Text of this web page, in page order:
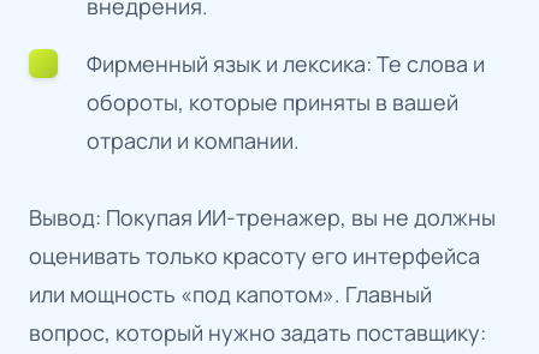
Фирменный язык и лексика: Те слова и
обороты, которые приняты в вашей
отрасли и компании.
Вывод: Покупая ИИ-тренажер, вы не должны
оценивать только красоту его интерфейса
или мощность «под капотом». Главный
вопрос, который нужно задать поставщику: